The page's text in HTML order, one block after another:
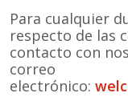
Para cualquier
respecto de las
contacto con
correo
electrónico: